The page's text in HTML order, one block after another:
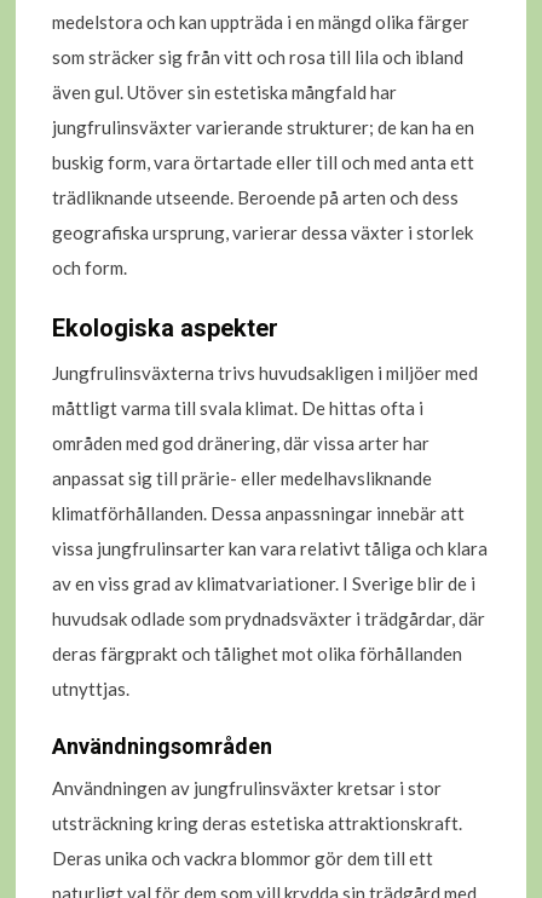
medelstora och kan uppträda i en mängd olika färger
som sträcker sig från vitt och rosa till lila och ibland
även gul. Utöver sin estetiska mångfald har
jungfrulinsväxter varierande strukturer; de kan ha en
buskig form, vara örtartade eller till och med anta ett
trädliknande utseende. Beroende på arten och dess
geografiska ursprung, varierar dessa växter i storlek
och form.
Ekologiska aspekter
Jungfrulinsväxterna trivs huvudsakligen i miljöer med
måttligt varma till svala klimat. De hittas ofta i
områden med god dränering, där vissa arter har
anpassat sig till prärie- eller medelhavsliknande
klimatförhållanden. Dessa anpassningar innebär att
vissa jungfrulinsarter kan vara relativt tåliga och klara
av en viss grad av klimatvariationer. I Sverige blir de i
huvudsak odlade som prydnadsväxter i trädgårdar, där
deras färgprakt och tålighet mot olika förhållanden
utnyttjas.
Användningsområden
Användningen av jungfrulinsväxter kretsar i stor
utsträckning kring deras estetiska attraktionskraft.
Deras unika och vackra blommor gör dem till ett
naturligt val för dem som vill krydda sin trädgård med